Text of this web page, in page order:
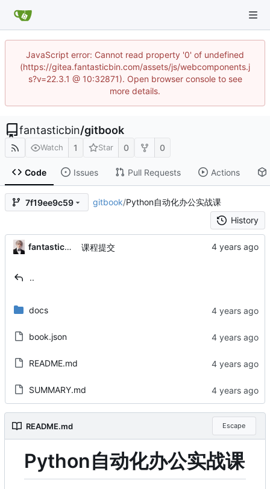
JavaScript error: Cannot read property '0' of undefined
(https://gitea.fantasticbin.com/assets/js/webcomponents.j
s?v=22.3.1 @ 10:32871). Open browser console to see
more details.
fantasticbin/gitbook
Watch 1 Star 0 0
Code Issues Pull Requests Actions
7f19ee9c59 gitbook/Python自动化办公实战课
History
fantasticbin 课程提交
..
docs
book.json
README.md
SUMMARY.md
README.md Escape
Python自动化办公实战课